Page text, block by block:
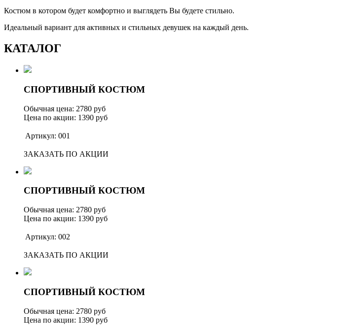
Костюм в котором будет комфортно и выглядеть Вы будете стильно.
Идеальный вариант для активных и стильных девушек на каждый день.
КАТАЛОГ
СПОРТИВНЫЙ КОСТЮМ
Обычная цена: 2780 руб
Цена по акции: 1390 руб
Артикул: 001
ЗАКАЗАТЬ ПО АКЦИИ
СПОРТИВНЫЙ КОСТЮМ
Обычная цена: 2780 руб
Цена по акции: 1390 руб
Артикул: 002
ЗАКАЗАТЬ ПО АКЦИИ
СПОРТИВНЫЙ КОСТЮМ
Обычная цена: 2780 руб
Цена по акции: 1390 руб